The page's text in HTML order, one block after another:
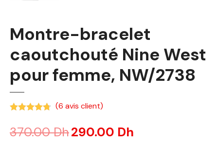
Montre-bracelet
caoutchouté Nine West
pour femme, NW/2738
(6 avis client)
370.00Dh290.00 Dh